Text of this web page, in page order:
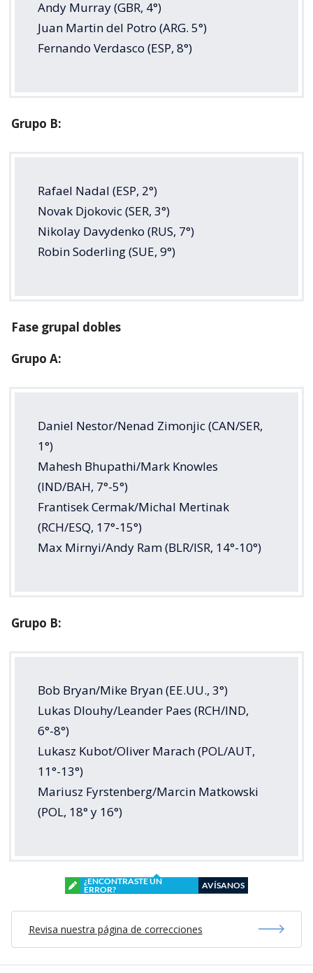
Andy Murray (GBR, 4°)
Juan Martin del Potro (ARG. 5°)
Fernando Verdasco (ESP, 8°)
Grupo B:
Rafael Nadal (ESP, 2°)
Novak Djokovic (SER, 3°)
Nikolay Davydenko (RUS, 7°)
Robin Soderling (SUE, 9°)
Fase grupal dobles
Grupo A:
Daniel Nestor/Nenad Zimonjic (CAN/SER,
1°)
Mahesh Bhupathi/Mark Knowles
(IND/BAH, 7°-5°)
Frantisek Cermak/Michal Mertinak
(RCH/ESQ, 17°-15°)
Max Mirnyi/Andy Ram (BLR/ISR, 14°-10°)
Grupo B:
Bob Bryan/Mike Bryan (EE.UU., 3°)
Lukas Dlouhy/Leander Paes (RCH/IND,
6°-8°)
Lukasz Kubot/Oliver Marach (POL/AUT,
11°-13°)
Mariusz Fyrstenberg/Marcin Matkowski
(POL, 18° y 16°)
¿ENCONTRASTE UN
ERROR?
AVÍSANOS
Revisa nuestra página de correcciones